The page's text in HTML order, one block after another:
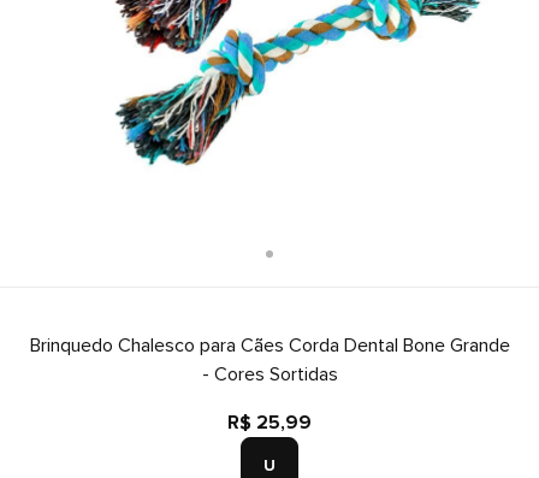
Brinquedo Chalesco para Cães Corda Dental Bone Grande
- Cores Sortidas
R$ 25,99
U